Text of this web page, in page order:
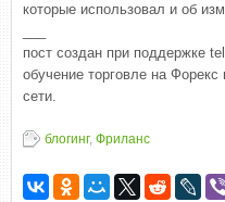
которые использовал и об
пост создан при поддержке
обучение торговле на Форекс
сети.
блогинг, Фриланс